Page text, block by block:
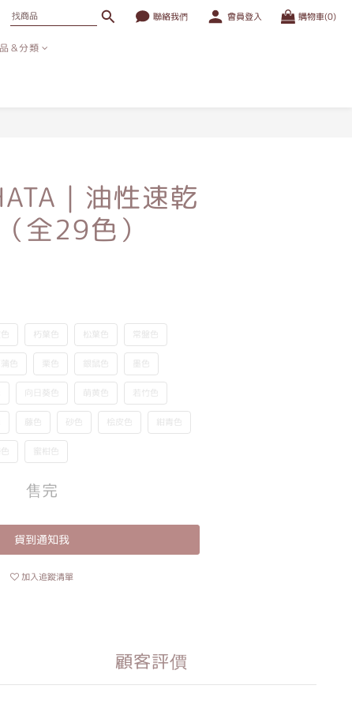
聯絡我們 會員登入 購物車(0)
＆分類
｜油性速乾
全29色）
朽葉色 松葉色 常盤色
色 栗色 銀鼠色 墨色
向日葵色 萌黄色 若竹色
藤色 砂色 桧皮色 紺青色
蜜柑色
售完
貨到通知我
加入追蹤清單
顧客評價